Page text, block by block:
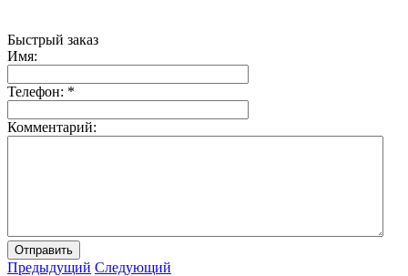
Быстрый заказ
Имя:
Телефон: *
Комментарий:
Отправить
Предыдущий Следующий